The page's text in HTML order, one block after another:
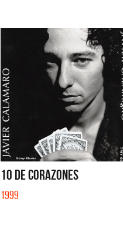
10 DE CORAZONES
1999